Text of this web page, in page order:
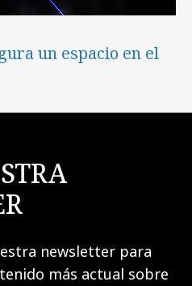
un espacio en el
newsletter para
más actual sobre